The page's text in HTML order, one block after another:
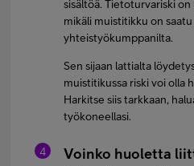
sisältöä. Tietoturvariski
mikäli muistitikku on
yhteistyökumppanilta.
Sen sijaan lattialta
muistitikussa riski voi olla
Harkitse siis tarkkaan,
työkoneellasi.
Voinko huoletta